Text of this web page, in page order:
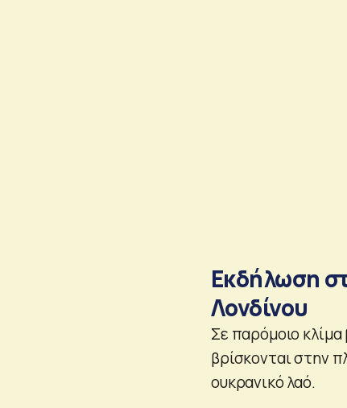
Εκδήλωση
Λονδίνου
Σε παρόμοιο
βρίσκονται στην
ουκρανικό λαό.